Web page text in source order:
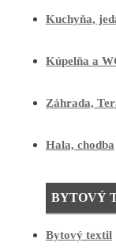
Kuchyňa,
Kúpelňa a
Záhrada,
Hala, chodba
BYTOVÝ
Bytový textil